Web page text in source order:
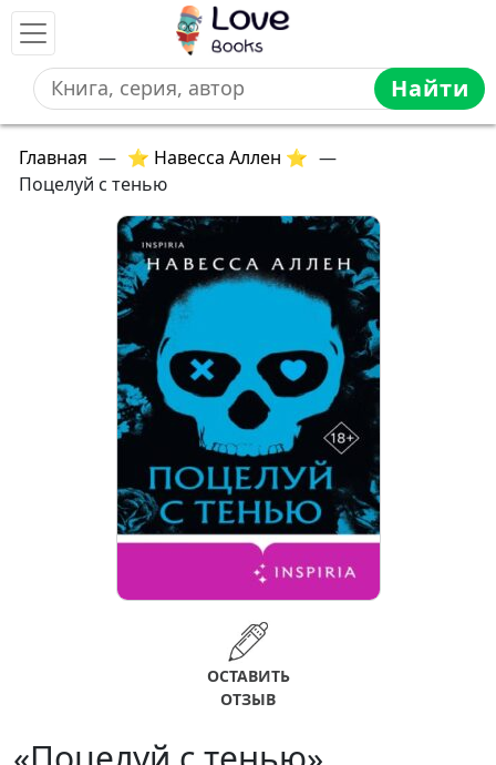
Найти
Главная — ⭐ Навесса Аллен ⭐ —
Поцелуй с тенью
ОСТАВИТЬ
ОТЗЫВ